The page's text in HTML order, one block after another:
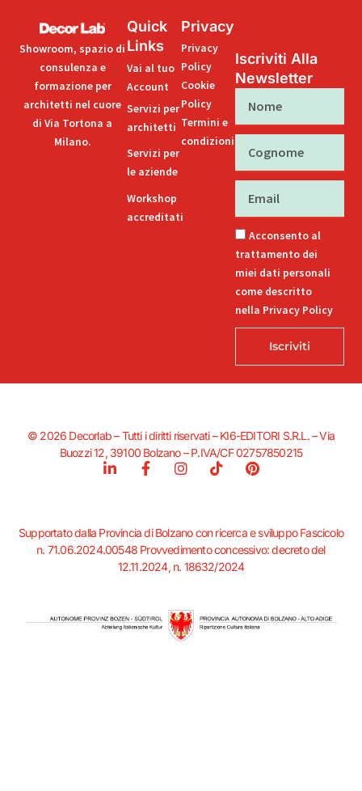
Showroom, spazio di
consulenza e
formazione per
architetti nel cuore
di Via Tortona a
Milano.
Quick
Links
Vai al tuo
Account
Servizi per
architetti
Servizi per
le aziende
Workshop
accreditati
Privacy
Privacy
Policy
Cookie
Policy
Termini e
condizioni
Iscriviti Alla
Newsletter
Acconsento al
trattamento dei
miei dati personali
come descritto
nella Privacy Policy
Iscriviti
© 2026 Decorlab – Tutti i diritti riservati – KI6-EDITORI S.R.L. – Via
Buozzi 12, 39100 Bolzano – P.IVA/CF 02757850215
L
d
i
n
F
a
b
o
o
k
I
g
r
a
T
o
k
P
r
e
Supportato dalla Provincia di Bolzano con ricerca e sviluppo Fascicolo
n. 71.06.2024.00548 Provvedimento concessivo: decreto del
12.11.2024, n. 18632/2024